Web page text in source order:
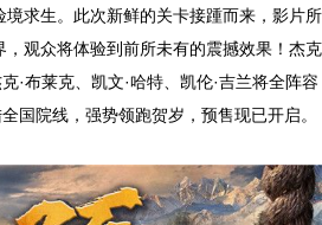
求生。此次新鲜的关卡接踵而来，影片所
观众将体验到前所未有的震撼效果！杰克
·布莱克、凯文·哈特、凯伦·吉兰将全阵容
国院线，强势领跑贺岁，预售现已开启。